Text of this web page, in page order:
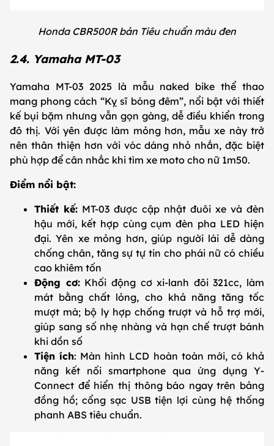
Honda CBR500R bản Tiêu chuẩn màu đen
2.4. Yamaha MT-03
Yamaha MT-03 2025 là mẫu naked bike thể thao
mang phong cách “Kỵ sĩ bóng đêm”, nổi bật với thiết
kế bụi bặm nhưng vẫn gọn gàng, dễ điều khiển trong
đô thị. Với yên được làm mỏng hơn, mẫu xe này trở
nên thân thiện hơn với vóc dáng nhỏ nhắn, đặc biệt
phù hợp để cân nhắc khi tìm xe moto cho nữ 1m50.
Điểm nổi bật:
Thiết kế: MT-03 được cập nhật đuôi xe và đèn
hậu mới, kết hợp cùng cụm đèn pha LED hiện
đại. Yên xe mỏng hơn, giúp người lái dễ dàng
chống chân, tăng sự tự tin cho phái nữ có chiều
cao khiêm tốn
Động cơ:Khối động cơ xi-lanh đôi 321cc, làm
mát bằng chất lỏng, cho khả năng tăng tốc
mượt mà; bộ ly hợp chống trượt và hỗ trợ mới,
giúp sang số nhẹ nhàng và hạn chế trượt bánh
khi dồn số
Tiện ích: Màn hình LCD hoàn toàn mới, có khả
năng kết nối smartphone qua ứng dụng Y-
Connect để hiển thị thông báo ngay trên bảng
đồng hồ; cổng sạc USB tiện lợi cùng hệ thống
phanh ABS tiêu chuẩn.